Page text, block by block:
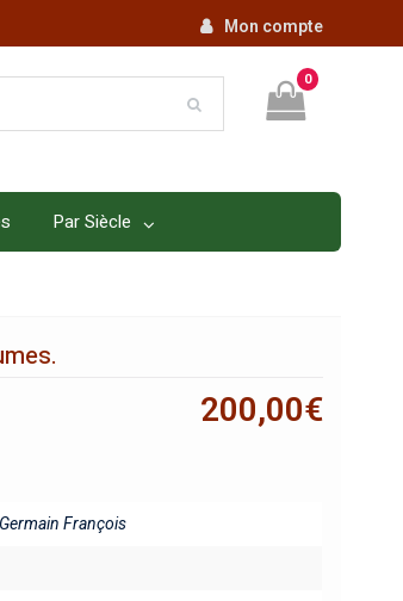
Mon compte
0
Par Siècle
200,00€
François